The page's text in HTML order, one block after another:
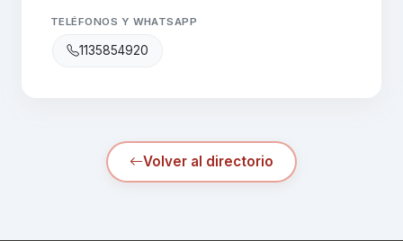
TELÉFONOS Y WHATSAPP
1135854920
Volver al directorio